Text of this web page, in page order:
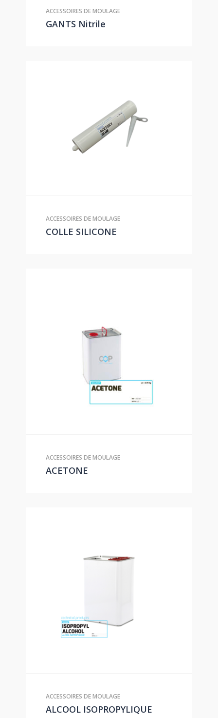
ACCESSOIRES DE MOULAGE
GANTS Nitrile
ACCESSOIRES DE MOULAGE
COLLE SILICONE
ACCESSOIRES DE MOULAGE
ACETONE
ACCESSOIRES DE MOULAGE
ALCOOL ISOPROPYLIQUE